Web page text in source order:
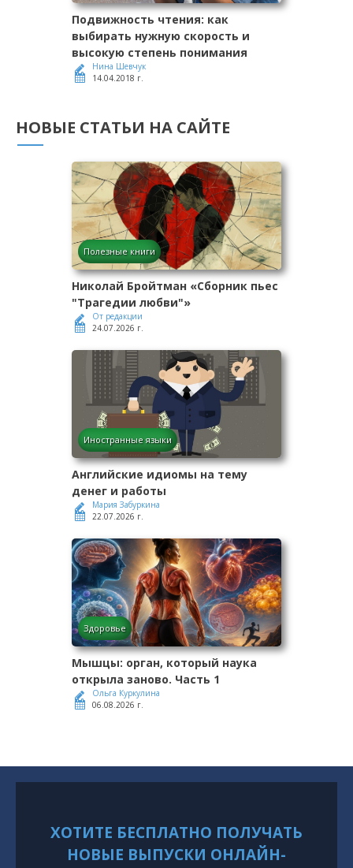
Подвижность чтения: как
выбирать нужную скорость и
высокую степень понимания
Нина Шевчук
14.04.2018 г.
НОВЫЕ СТАТЬИ НА САЙТЕ
Полезные книги
Николай Бройтман «Сборник пьес
"Трагедии любви"»
От редакции
24.07.2026 г.
Иностранные языки
Английские идиомы на тему
денег и работы
Мария Забуркина
22.07.2026 г.
Здоровье
Мышцы: орган, который наука
открыла заново. Часть 1
Ольга Куркулина
06.08.2026 г.
ХОТИТЕ БЕСПЛАТНО ПОЛУЧАТЬ
НОВЫЕ ВЫПУСКИ ОНЛАЙН-